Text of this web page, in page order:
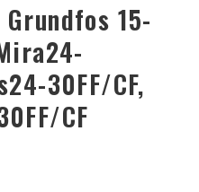
30FF/CF,
CF